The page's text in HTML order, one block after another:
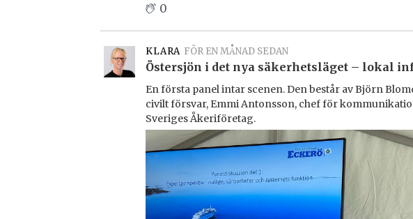
0
FÖR EN MÅNAD SEDAN
KLARA
Östersjön i det nya säkerhetsläget – lokal
En första panel intar scenen. Den består av Björn
civilt försvar, Emmi Antonsson, chef för
Sveriges Åkeriföretag.